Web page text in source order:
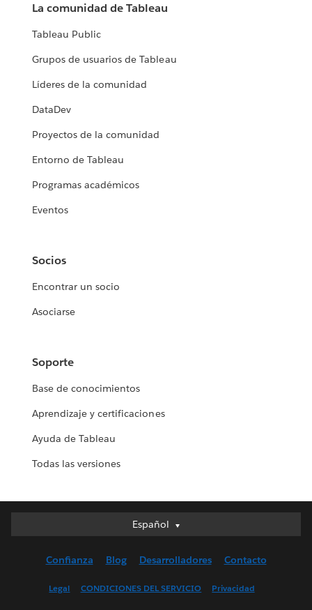
La comunidad de Tableau
Tableau Public
Grupos de usuarios de Tableau
Líderes de la comunidad
DataDev
Proyectos de la comunidad
Entorno de Tableau
Programas académicos
Eventos
Socios
Encontrar un socio
Asociarse
Soporte
Base de conocimientos
Aprendizaje y certificaciones
Ayuda de Tableau
Todas las versiones
Español
Español
English (UK)
Confianza Blog Desarrolladores Contacto
Legal CONDICIONES DEL SERVICIO Privacidad